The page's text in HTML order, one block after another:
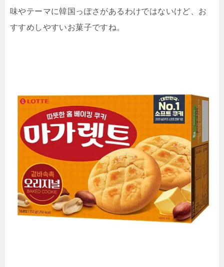
味やテーマに韓国っぽさがあるわけではないけど、お
すすめしやすいお菓子ですね。